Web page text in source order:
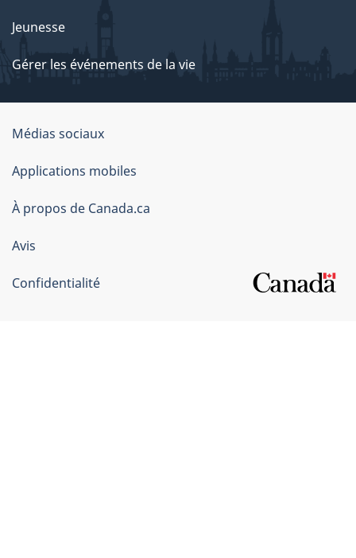
Jeunesse
Gérer les événements de la vie
Organisation
du
gouvernement
du
Canada
Médias sociaux
Applications mobiles
À propos de Canada.ca
Avis
Confidentialité